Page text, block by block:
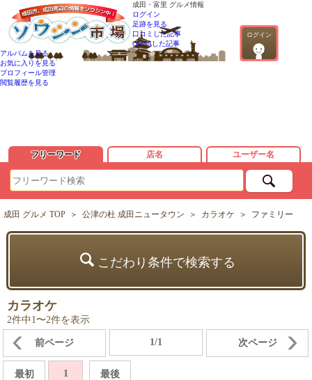
成田・富里 グルメ情報
ログイン
ログイン
足跡を見る
口コミした記事
QandAした記事
アルバムを見る
お気に入りを見る
プロフィール管理
閲覧履歴を見る
フリーワード 店名 ユーザー名
成田 グルメ TOP ＞ 公津の杜 成田ニュータウン ＞ カラオケ ＞ ファミリー
こだわり条件で検索する
カラオケ
2件中1〜2件を表示
前ページ 1/1 次ページ
最初 1 最後